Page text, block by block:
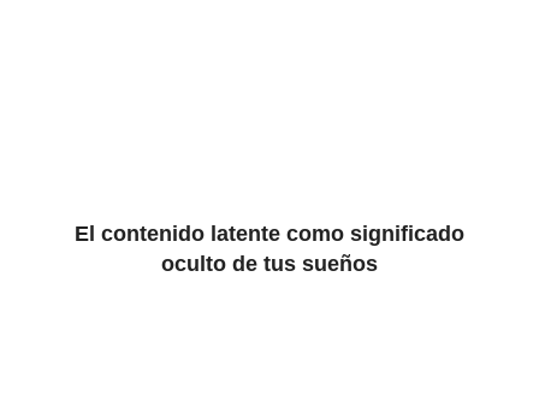
El contenido latente como significado
oculto de tus sueños